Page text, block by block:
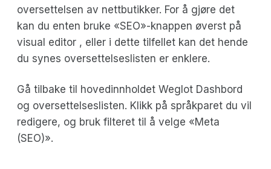
oversettelsen av nettbutikker. For å gjøre det
kan du enten bruke «SEO»-knappen øverst på
visual editor , eller i dette tilfellet kan det hende
du synes oversettelseslisten er enklere.
Gå tilbake til hovedinnholdet Weglot Dashbord
og oversettelseslisten. Klikk på språkparet du vil
redigere, og bruk filteret til å velge «Meta
(SEO)».